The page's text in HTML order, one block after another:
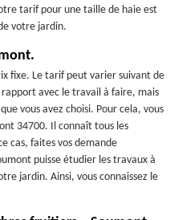
tarif pour une taille de haie est
votre jardin.
fixe. Le tarif peut varier suivant de
avec le travail à faire, mais
vous avez choisi. Pour cela, vous
34700. Il connaît tous les
cas, faites vos demande
puisse étudier les travaux à
jardin. Ainsi, vous connaissez le